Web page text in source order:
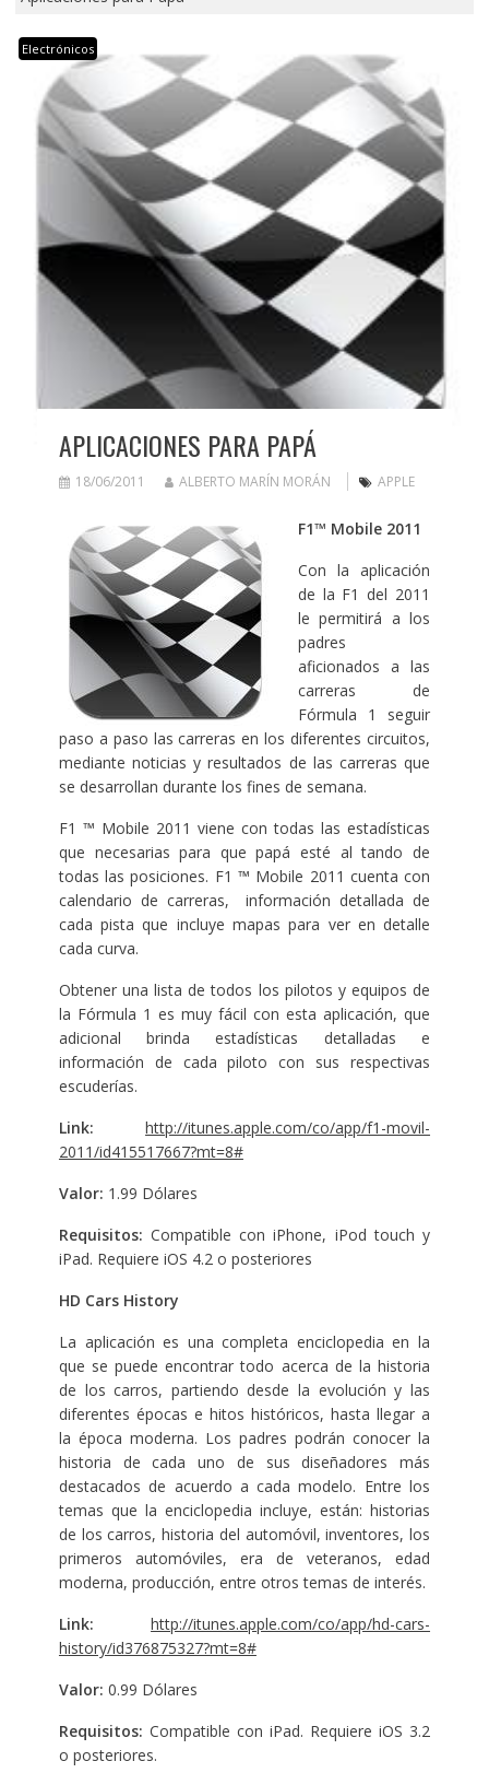
Electrónicos
APLICACIONES PARA PAPÁ
18/06/2011 ALBERTO MARÍN MORÁN APPLE
F1™ Mobile 2011
Con la aplicación
de la F1 del 2011
le permitirá a los
padres
aficionados a las
carreras de
Fórmula 1 seguir
paso a paso las carreras en los diferentes circuitos,
mediante noticias y resultados de las carreras que
se desarrollan durante los fines de semana.
F1 ™ Mobile 2011 viene con todas las estadísticas
que necesarias para que papá esté al tando de
todas las posiciones. F1 ™ Mobile 2011 cuenta con
calendario de carreras, información detallada de
cada pista que incluye mapas para ver en detalle
cada curva.
Obtener una lista de todos los pilotos y equipos de
la Fórmula 1 es muy fácil con esta aplicación, que
adicional brinda estadísticas detalladas e
información de cada piloto con sus respectivas
escuderías.
Link:
http://itunes.apple.com/co/app/f1-movil-
2011/id415517667?mt=8#
Valor: 1.99 Dólares
Requisitos: Compatible con iPhone, iPod touch y
iPad. Requiere iOS 4.2 o posteriores
HD Cars History
La aplicación es una completa enciclopedia en la
que se puede encontrar todo acerca de la historia
de los carros, partiendo desde la evolución y las
diferentes épocas e hitos históricos, hasta llegar a
la época moderna. Los padres podrán conocer la
historia de cada uno de sus diseñadores más
destacados de acuerdo a cada modelo. Entre los
temas que la enciclopedia incluye, están: historias
de los carros, historia del automóvil, inventores, los
primeros automóviles, era de veteranos, edad
moderna, producción, entre otros temas de interés.
Link:
http://itunes.apple.com/co/app/hd-cars-
history/id376875327?mt=8#
Valor: 0.99 Dólares
Requisitos: Compatible con iPad. Requiere iOS 3.2
o posteriores.